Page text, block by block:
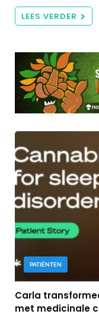
LEES VERDER
PATIËNTEN
Carla
met medicinale